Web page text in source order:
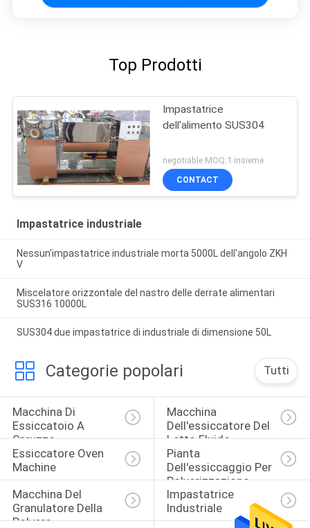
Top Prodotti
Impastatrice
dell'alimento SUS304
negotiable MOQ:1 insieme
CONTACT
Impastatrice industriale
Nessun'impastatrice industriale morta 5000L dell'angolo ZKH
V
Miscelatore orizzontale del nastro delle derrate alimentari
SUS316 10000L
SUS304 due impastatrice di industriale di dimensione 50L
Categorie popolari Tutti
Macchina Di
Essiccatoio A
Spruzzo
Macchina
Dell'essiccatore Del
Letto Fluido
Essiccatore Oven
Machine
Pianta
Dell'essiccaggio Per
Polverizzazione
Macchina Del
Granulatore Della
Polvere
Impastatrice
Industriale